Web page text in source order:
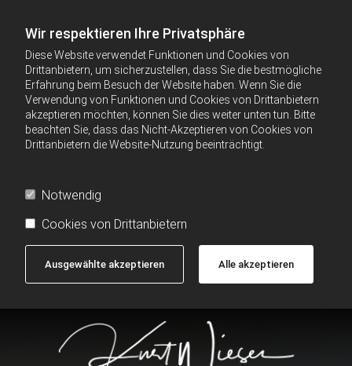
Wir respektieren Ihre Privatsphäre
Diese Website verwendet Funktionen und Cookies von
Drittanbietern, um sicherzustellen, dass Sie die bestmögliche
Erfahrung beim Besuch der Website haben. Wenn Sie die
Verwendung von Funktionen und Cookies von Drittanbietern
akzeptieren möchten, können Sie dies weiter unten tun. Bitte
beachten Sie, dass das Nicht-Akzeptieren von Cookies von
Drittanbietern die Website-Nutzung beeinträchtigt.
Notwendig
Cookies von Drittanbietern
Ausgewählte akzeptieren Alle akzeptieren